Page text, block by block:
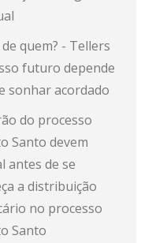
quem? - Tellers
futuro depende
sonhar acordado
do processo
Santo devem
antes de se
a distribuição
no processo
Santo